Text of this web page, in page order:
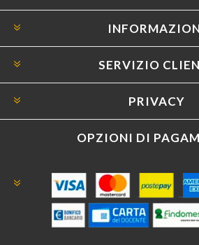
SERVIZIO
PRIVACY
OPZIONI DI